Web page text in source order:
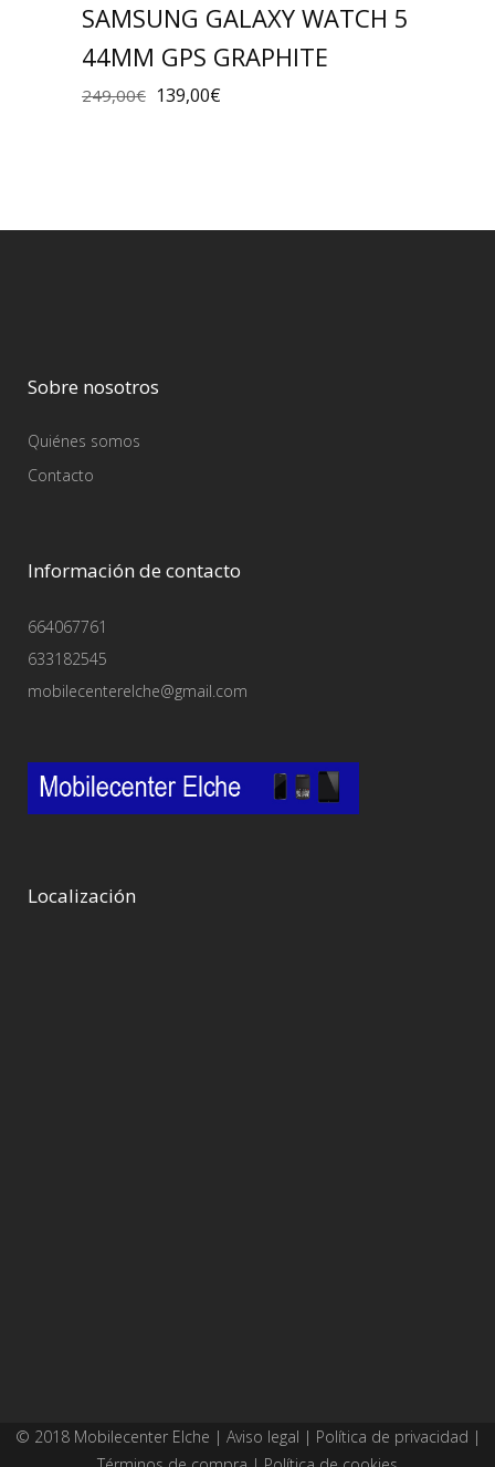
SAMSUNG GALAXY WATCH 5
44MM GPS GRAPHITE
249,00€ 139,00€
Sobre nosotros
Quiénes somos
Contacto
Información de contacto
664067761
633182545
mobilecenterelche@gmail.com
Localización
© 2018 Mobilecenter Elche | Aviso legal | Política de privacidad |